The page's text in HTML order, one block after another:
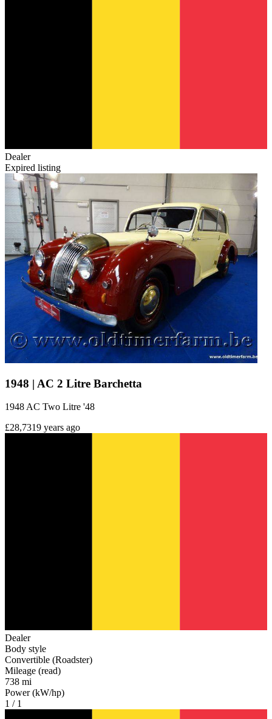
Dealer
Expired listing
1948 | AC 2 Litre Barchetta
1948 AC Two Litre '48
£28,7319 years ago
Dealer
Body style
Convertible (Roadster)
Mileage (read)
738 mi
Power (kW/hp)
1 / 1